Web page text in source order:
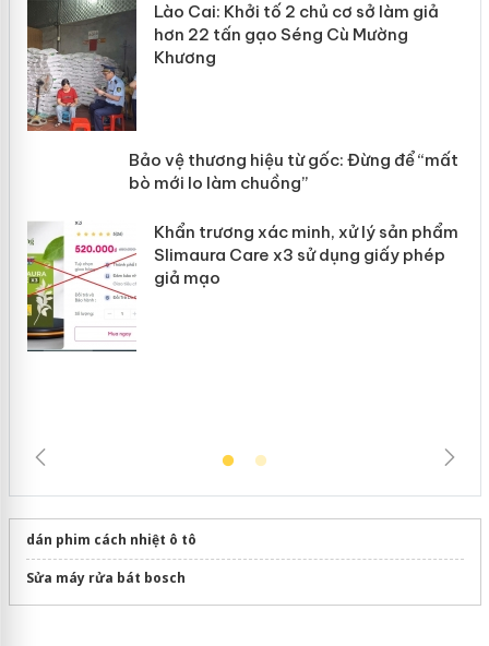
Lào Cai: Khởi tố 2 chủ cơ sở làm giả
hơn 22 tấn gạo Séng Cù Mường
Khương
Bảo vệ thương hiệu từ gốc: Đừng để
“mất bò mới lo làm chuồng”
dán phim cách nhiệt ô tô
Sửa máy rửa bát bosch